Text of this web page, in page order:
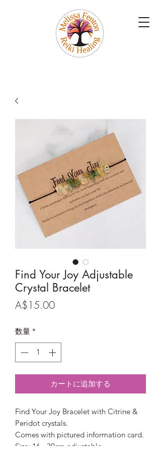
Find Your Joy Adjustable
Crystal Bracelet
A$15.00価
数量 *
カートに追加する
Find Your Joy Bracelet with Citrine &
Peridot crystals.
Comes with pictured information card.
Size: 16 - 30cm adjustable.